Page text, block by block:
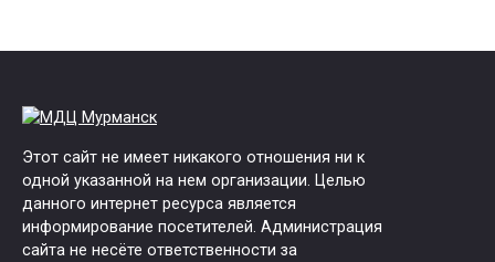
Этот сайт не имеет никакого отношения ни к
одной указанной на нем организации. Целью
данного интернет ресурса является
информирование посетителей. Администрация
сайта не несёте ответственности за